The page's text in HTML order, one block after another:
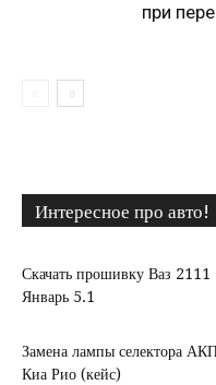
при
Интересное про авто!
Скачать прошивку Ваз 2111
Январь 5.1
Замена лампы селектора
Киа Рио (кейс)